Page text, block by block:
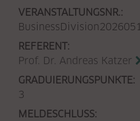
VERANSTALTUNGSNR.:
REFERENT:
Prof. Dr. Andreas Katzer
GRADUIERUNGSPUNKTE:
3
MELDESCHLUSS: